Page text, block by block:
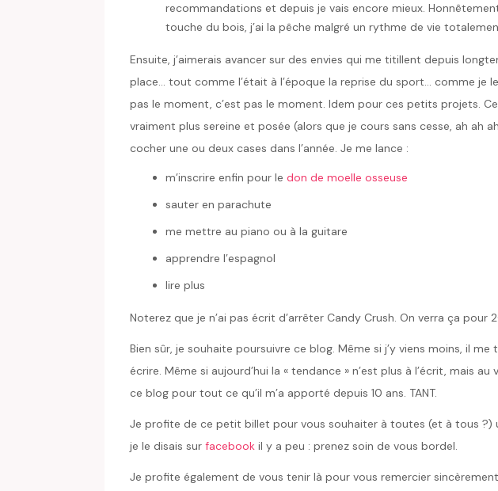
recommandations et depuis je vais encore mieux.
touche du bois, j’ai la pêche malgré un rythme de vie
Ensuite, j’aimerais avancer sur des envies qui me titillent depuis
place… tout comme l’était à l’époque la reprise du sport… comme je
pas le moment, c’est pas le moment. Idem pour ces petits projets.
vraiment plus sereine et posée (alors que je cours sans cesse, ah ah
cocher une ou deux cases dans l’année. Je me lance :
m’inscrire enfin pour le don de moelle osseuse
sauter en parachute
me mettre au piano ou à la guitare
apprendre l’espagnol
lire plus
Noterez que je n’ai pas écrit d’arrêter Candy Crush. On verra ça pour
Bien sûr, je souhaite poursuivre ce blog. Même si j’y viens moins, il
écrire. Même si aujourd’hui la « tendance » n’est plus à l’écrit, mais
ce blog pour tout ce qu’il m’a apporté depuis 10 ans. TANT.
Je profite de ce petit billet pour vous souhaiter à toutes (et à tous ?)
je le disais sur facebook il y a peu : prenez soin de vous bordel.
Je profite également de vous tenir là pour vous remercier